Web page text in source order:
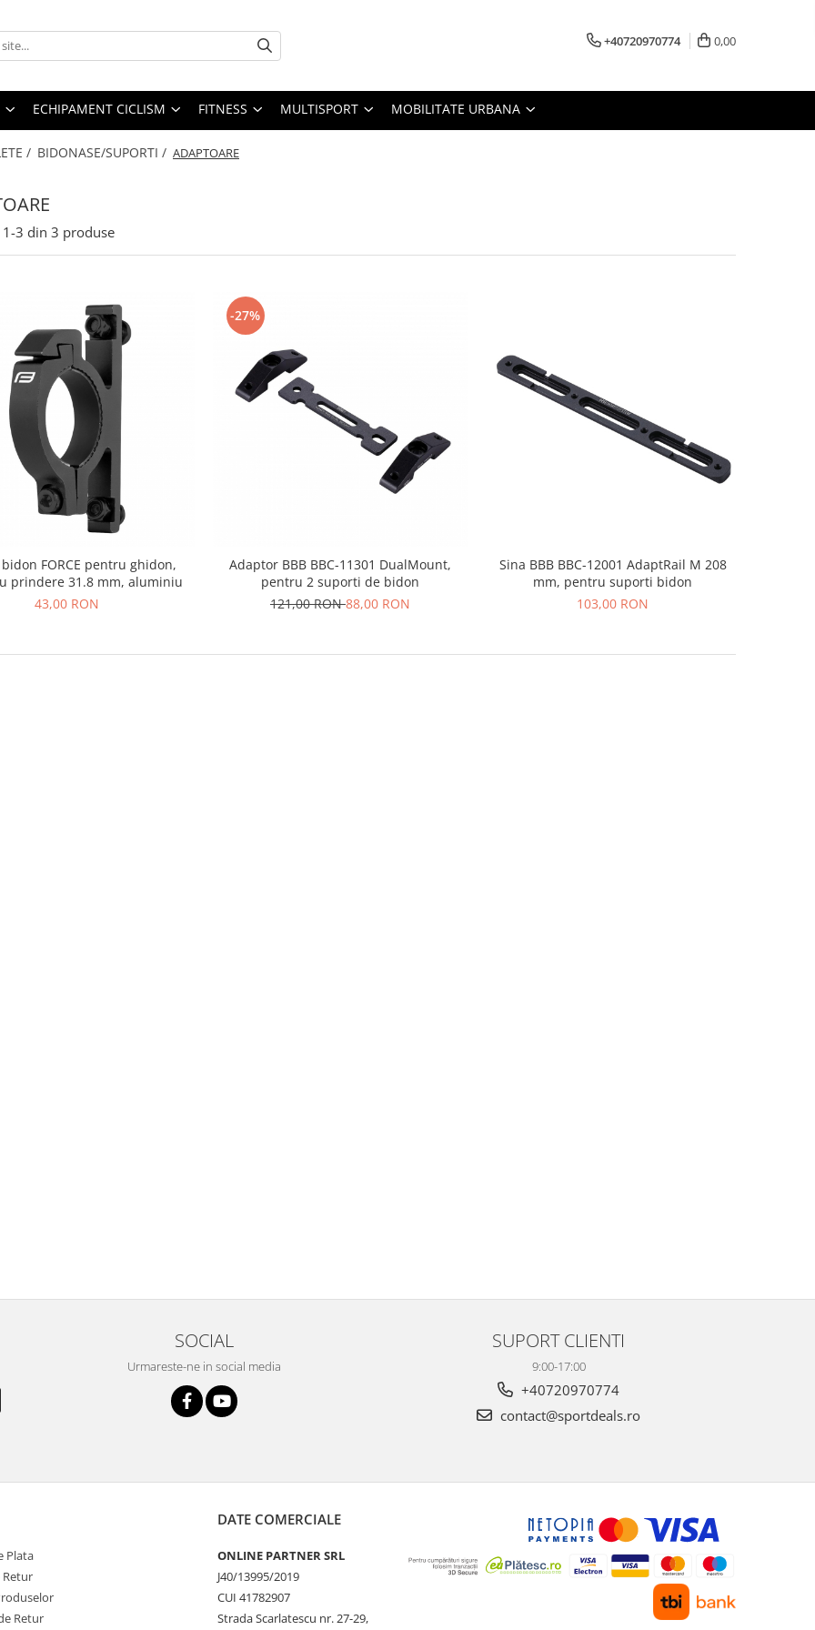
+40720970774 0,00
ECHIPAMENT CICLISM FITNESS MULTISPORT MOBILITATE URBANA
/ BIDONASE/SUPORTI / ADAPTOARE
1-3 din 3 produse
FORCE pentru ghidon,
prindere 31.8 mm, aluminiu
43,00 RON
-27%
Adaptor BBB BBC-11301 DualMount,
pentru 2 suporti de bidon
121,00 RON88,00 RON
Sina BBB BBC-12001 AdaptRail M 208
mm, pentru suporti bidon
103,00 RON
SOCIAL
Urmareste-ne in social media
SUPORT CLIENTI
9:00-17:00
+40720970774
contact@sportdeals.ro
Plata
Retur
Retur
DATE COMERCIALE
ONLINE PARTNER SRL
J40/13995/2019
CUI 41782907
Strada Scarlatescu nr. 27-29,